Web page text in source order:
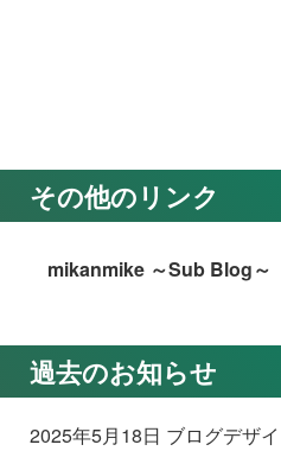
その他のリンク
mikanmike ～Sub Blog～
過去のお知らせ
2025年5月18日 ブログデザ